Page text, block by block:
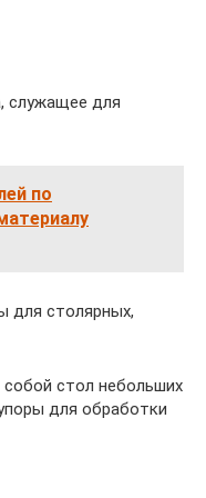
служащее для
по
для столярных,
стол небольших
для обработки